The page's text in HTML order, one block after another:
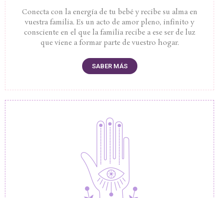
Conecta con la energía de tu bebé y recibe su alma en
vuestra familia. Es un acto de amor pleno, infinito y
consciente en el que la familia recibe a ese ser de luz
que viene a formar parte de vuestro hogar.
SABER MÁS